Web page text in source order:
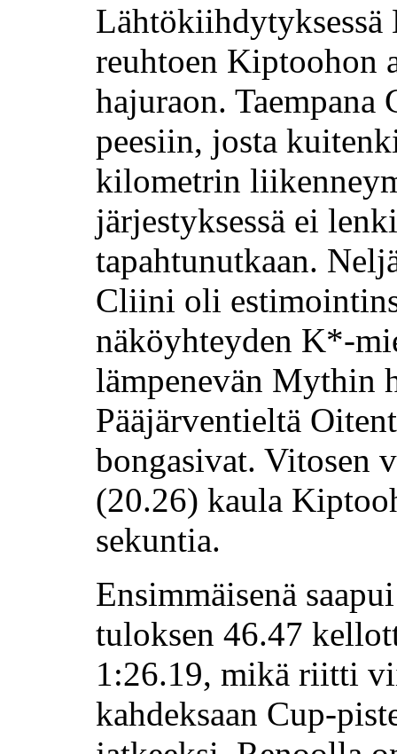
reuhtoen Kiptoohon
hajuraon.
peesiin, josta
kilometrin
järjestyksessä ei
tapahtunutkaan.
Cliini oli
näköyhteyden K*-
lämpenevän Mythin
Pääjärventieltä
bongasivat. Vitosen
(20.26) kaula
sekuntia.
Ensimmäisenä
tuloksen 46.47
1:26.19, mikä riitti
kahdeksaan Cup-